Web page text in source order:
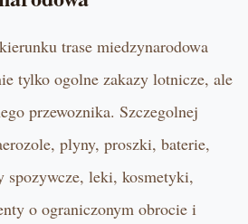
trase miedzynarodowa
tylko ogolne zakazy lotnicze, ale
przewoznika. Szczegolnej
plyny, proszki, baterie,
spozywcze, leki, kosmetyki,
o ograniczonym obrocie i